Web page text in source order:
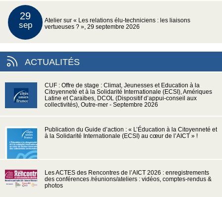
29
sep
Atelier sur « Les relations élu-techniciens : les liaisons
vertueuses ? », 29 septembre 2026
ACTUALITÉS
CUF : Offre de stage : Climat, Jeunesses et Education à la
Citoyenneté et à la Solidarité Internationale (ECSI), Amériques
Latine et Caraïbes, DCOL (Dispositif d’appui-conseil aux
collectivités), Outre-mer - Septembre 2026
Publication du Guide d’action : « L’Éducation à la Citoyenneté et
à la Solidarité Internationale (ECSI) au cœur de l’AICT » !
Les ACTES des Rencontres de l’AICT 2026 : enregistrements
des conférences /réunions/ateliers : vidéos, comptes-rendus &
photos